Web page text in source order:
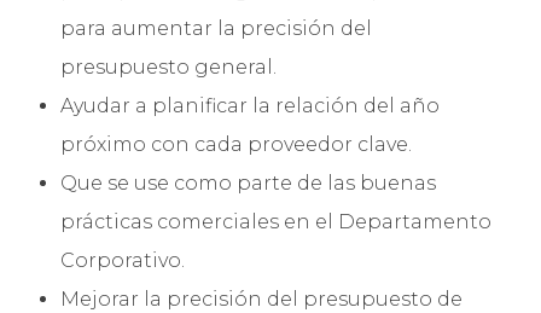
para aumentar la precisión del
presupuesto general.
Ayudar a planificar la relación del año
próximo con cada proveedor clave.
Que se use como parte de las buenas
prácticas comerciales en el Departamento
Corporativo.
Mejorar la precisión del presupuesto de